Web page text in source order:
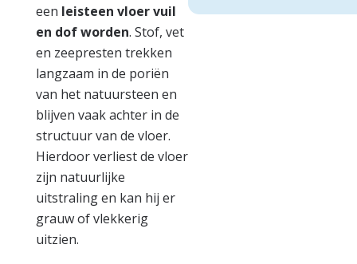
een leisteen vloer vuil
en dof worden. Stof, vet
en zeepresten trekken
langzaam in de poriën
van het natuursteen en
blijven vaak achter in de
structuur van de vloer.
Hierdoor verliest de vloer
zijn natuurlijke
uitstraling en kan hij er
grauw of vlekkerig
uitzien.